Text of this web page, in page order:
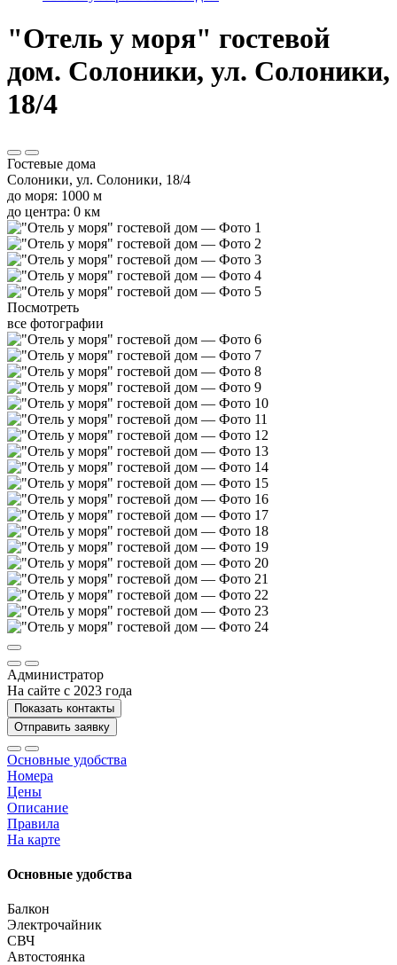
"Отель у моря" гостевой
дом. Солоники, ул. Солоники,
18/4
Гостевые дома
Солоники, ул. Солоники, 18/4
до моря: 1000 м
до центра: 0 км
Посмотреть
все фотографии
Администратор
На сайте с 2023 года
Показать контакты
Отправить заявку
Основные удобства
Номера
Цены
Описание
Правила
На карте
Основные удобства
Балкон
Электрочайник
СВЧ
Автостоянка